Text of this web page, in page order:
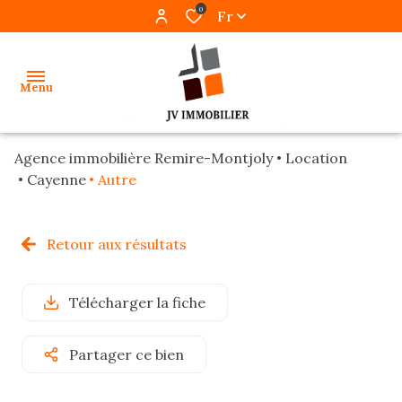
0 Fr
Menu
accueil
locations
gestion
neufs
Agence immobilière Remire-Montjoly
Location
Cayenne
Autre
Retour aux résultats
Télécharger la fiche
Partager ce bien